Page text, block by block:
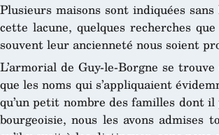
Plusieurs maisons sont indiquées
cette lacune, quelques recherches
souvent leur ancienneté nous soient
L’armorial de Guy-le-Borgne se
que les noms qui s’appliquaient
qu’un petit nombre des familles dont
bourgeoisie, nous les avons